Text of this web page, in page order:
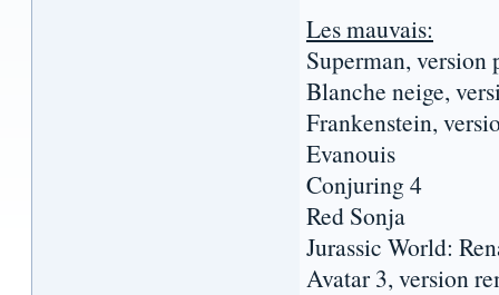
Les mauvais:
Superman, version
Blanche neige,
Frankenstein,
Evanouis
Conjuring 4
Red Sonja
Jurassic World:
Avatar 3, version